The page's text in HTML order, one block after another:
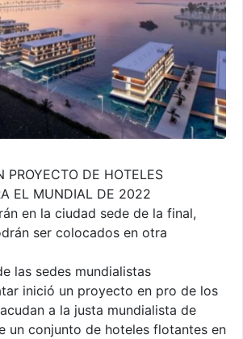
PROYECTO DE HOTELES
EL MUNDIAL DE 2022
en la ciudad sede de la final,
ser colocados en otra
las sedes mundialistas
inició un proyecto en pro de los
a la justa mundialista de
un conjunto de hoteles flotantes en